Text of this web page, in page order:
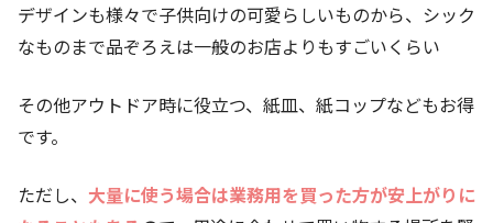
デザインも様々で子供向けの可愛らしいものから、シック
なものまで品ぞろえは一般のお店よりもすごいくらい
その他アウトドア時に役立つ、紙皿、紙コップなどもお得
です。
ただし、 大量に使う場合は業務用を買った方が安上がりに